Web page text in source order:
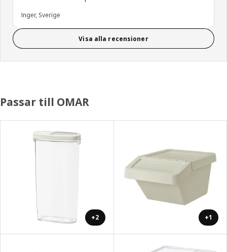
Inger, Sverige
Visa alla recensioner
Passar till OMAR
+2 +1